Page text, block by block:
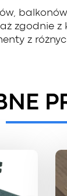
zgodnie
z